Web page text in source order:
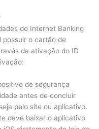
do Internet Banking
possuir o cartão de
da ativação do ID
de segurança
antes de concluir
pelo site ou aplicativo.
deve baixar o aplicativo